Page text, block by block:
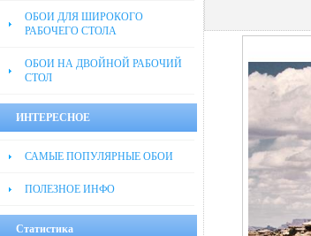
ОБОИ ДЛЯ ШИРОКОГО
РАБОЧЕГО СТОЛА
ОБОИ НА ДВОЙНОЙ РАБОЧИЙ
СТОЛ
ИНТЕРЕСНОЕ
САМЫЕ ПОПУЛЯРНЫЕ ОБОИ
ПОЛЕЗНОЕ ИНФО
Статистика